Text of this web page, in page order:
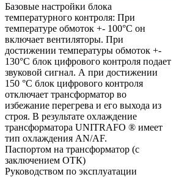
Базовые настройки блока
температурного контроля: При
температуре обмоток +- 100°C он
включает вентиляторы. При
достижении температуры обмоток +-
130°C блок цифрового контроля подает
звуковой сигнал. А при достижении
150 °C блок цифрового контроля
отключает трансформатор во
избежание перегрева и его выхода из
строя. В результате охлаждение
трансформатора UNITRAFO ® имеет
тип охлаждения AN/AF.
Паспортом на трансформатор (с
заключением ОТК)
Руководством по эксплуатации